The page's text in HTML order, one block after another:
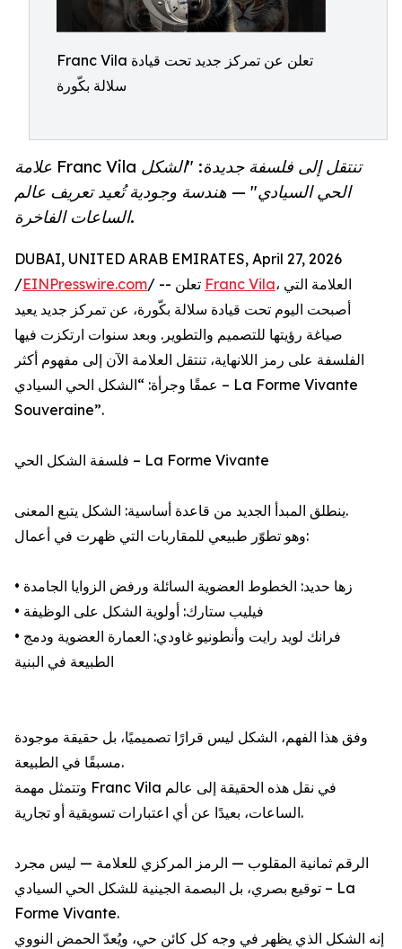
Franc Vila تعلن عن تمركز جديد تحت قيادة
سلالة بكّورة
علامة Franc Vila تنتقل إلى فلسفة جديدة: "الشكل
الحي السيادي" — هندسة وجودية تُعيد تعريف عالم
الساعات الفاخرة.
DUBAI, UNITED ARAB EMIRATES, April 27, 2026
/EINPresswire.com Franc Vila، العلامة التي
أصبحت اليوم تحت قيادة سلالة بكّورة، عن تمركز جديد يعيد
صياغة رؤيتها للتصميم والتطوير. وبعد سنوات ارتكزت فيها
الفلسفة على رمز اللانهاية، تنتقل العلامة الآن إلى مفهوم أكثر
عمقًا وجرأة: “الشكل الحي السيادي – La Forme Vivante
Souveraine”.
فلسفة الشكل الحي – La Forme Vivante
ينطلق المبدأ الجديد من قاعدة أساسية: الشكل يتبع المعنى.
وهو تطوّر طبيعي للمقاربات التي ظهرت في أعمال:
• زها حديد: الخطوط العضوية السائلة ورفض الزوايا الجامدة
• فيليب ستارك: أولوية الشكل على الوظيفة
• فرانك لويد رايت وأنطونيو غاودي: العمارة العضوية ودمج
الطبيعة في البنية
وفق هذا الفهم، الشكل ليس قرارًا تصميميًا، بل حقيقة موجودة
مسبقًا في الطبيعة.
وتتمثل مهمة Franc Vila في نقل هذه الحقيقة إلى عالم
الساعات، بعيدًا عن أي اعتبارات تسويقية أو تجارية.
الرقم ثمانية المقلوب — الرمز المركزي للعلامة — ليس مجرد
توقيع بصري، بل البصمة الجينية للشكل الحي السيادي – La
Forme Vivante.
إنه الشكل الذي يظهر في وجه كل كائن حي، ويُعدّ الحمض النووي